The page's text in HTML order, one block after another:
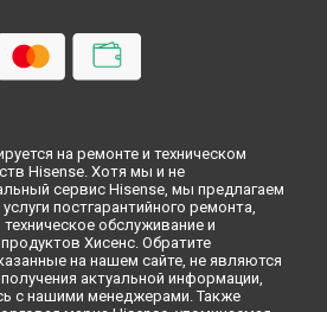
видеосигнала телевизора
видеосигнала телевизора
видеосигнала телевизора
видеосигнала телевизора
видеосигнала телевизора
на ремонте и техническом
Hisense. Хотя мы и не
сервис Hisense, мы предлагаем
постгарантийного ремонта,
обслуживание и
Хисенс. Обратите
на нашем сайте, не являются
актуальной информации,
с нашими менеджерами. Также